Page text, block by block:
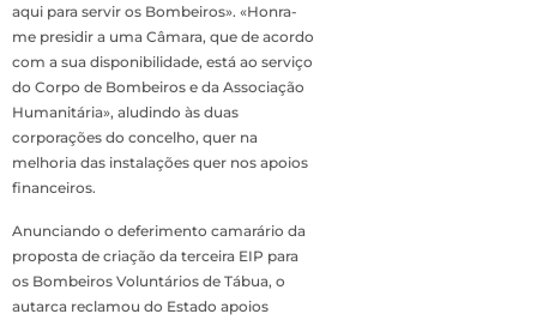
aqui para servir os Bombeiros». «Honra-
me presidir a uma Câmara, que de acordo
com a sua disponibilidade, está ao serviço
do Corpo de Bombeiros e da Associação
Humanitária», aludindo às duas
corporações do concelho, quer na
melhoria das instalações quer nos apoios
financeiros.
Anunciando o deferimento camarário da
proposta de criação da terceira EIP para
os Bombeiros Voluntários de Tábua, o
autarca reclamou do Estado apoios